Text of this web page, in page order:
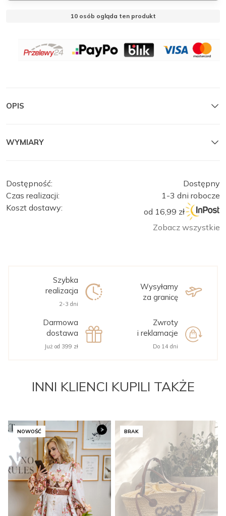
10osób ogląda ten produkt
OPIS
WYMIARY
Dostępność:
Dostępny
Czas realizacji:
1-3 dni robocze
Koszt dostawy:
od 16,99 zł
Zobacz wszystkie
Szybka
realizacja
2-3 dni
Wysyłamy
za granicę
Darmowa
dostawa
Już od 399 zł
Zwroty
i reklamacje
Do 14 dni
INNI KLIENCI KUPILI TAKŻE
NOWOŚĆ BRAK